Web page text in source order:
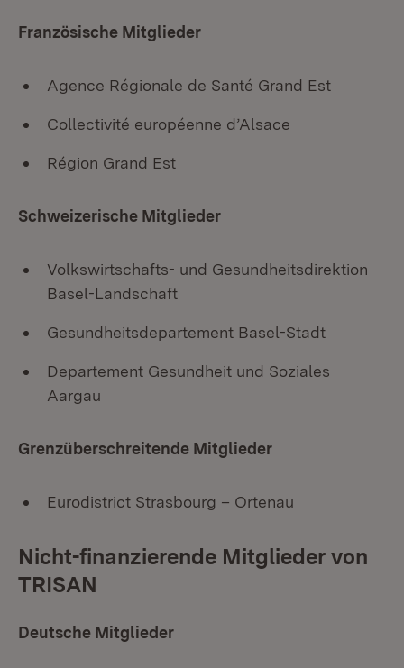
Französische Mitglieder
Agence Régionale de Santé Grand Est
Collectivité européenne d’Alsace
Région Grand Est
Schweizerische Mitglieder
Volkswirtschafts- und Gesundheitsdirektion
Basel-Landschaft
Gesundheitsdepartement Basel-Stadt
Departement Gesundheit und Soziales
Aargau
Grenzüberschreitende Mitglieder
Eurodistrict Strasbourg – Ortenau
Nicht-finanzierende Mitglieder von
TRISAN
Deutsche Mitglieder